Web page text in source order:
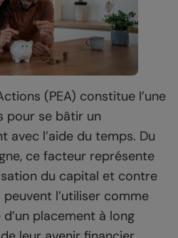
(PEA) constitue l’une
pour se bâtir un
avec l’aide du temps. Du
ce facteur représente
du capital et contre
l’utiliser comme
placement à long